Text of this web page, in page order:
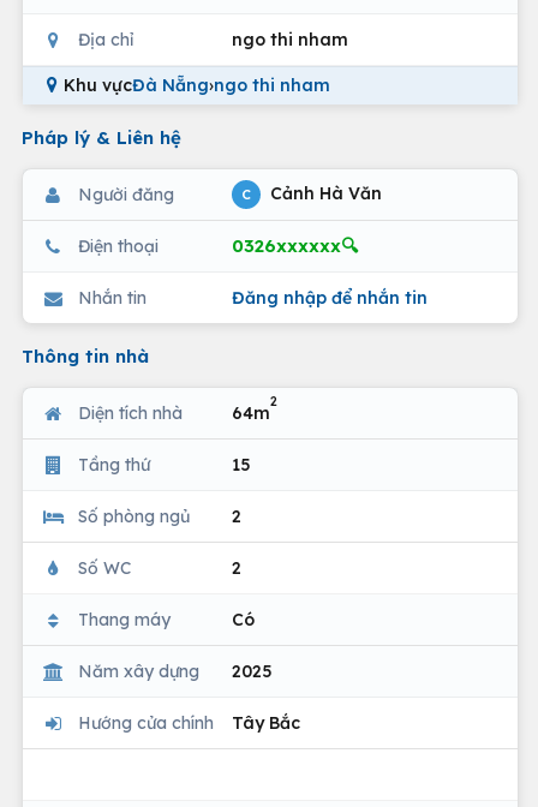
Địa chỉ ngo thi nham
Khu vựcĐà Nẵng›ngo thi nham
Pháp lý & Liên hệ
Người đăng C Cảnh Hà Văn
Điện thoại 0326xxxxxx🔍
Nhắn tin Đăng nhập để nhắn tin
Thông tin nhà
Diện tích nhà 64m
2
Tầng thứ 15
Số phòng ngủ 2
Số WC 2
Thang máy Có
Năm xây dựng 2025
Hướng cửa chính Tây Bắc